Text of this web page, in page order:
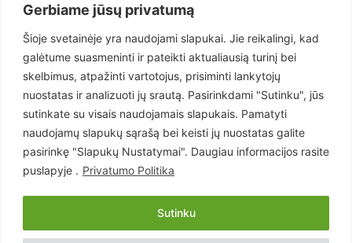
Gerbiame jūsų privatumą
Šioje svetainėje yra naudojami slapukai. Jie reikalingi, kad
galėtume suasmeninti ir pateikti aktualiausią turinį bei
skelbimus, atpažinti vartotojus, prisiminti lankytojų
nuostatas ir analizuoti jų srautą. Pasirinkdami "Sutinku", jūs
sutinkate su visais naudojamais slapukais. Pamatyti
naudojamų slapukų sąrašą bei keisti jų nuostatas galite
pasirinkę "Slapukų Nustatymai". Daugiau informacijos rasite
puslapyje . Privatumo Politika
Sutinku
Teisėsauga
1497
Aktualu
Lietuva
619
Pasaulis
Статьи на русском
Articles in english